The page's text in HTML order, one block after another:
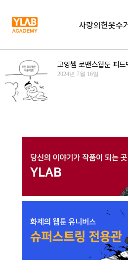
사랑의헌옷수
고잉쌤 로맨스웹툰 피
2024년 7월 16일